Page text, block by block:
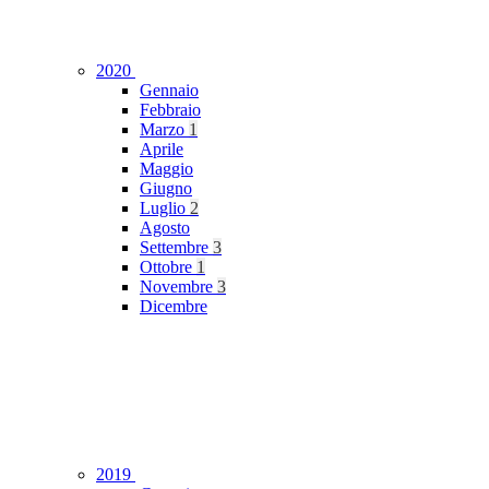
2020
Gennaio
Febbraio
Marzo 1
Aprile
Maggio
Giugno
Luglio 2
Agosto
Settembre 3
Ottobre 1
Novembre 3
Dicembre
2019